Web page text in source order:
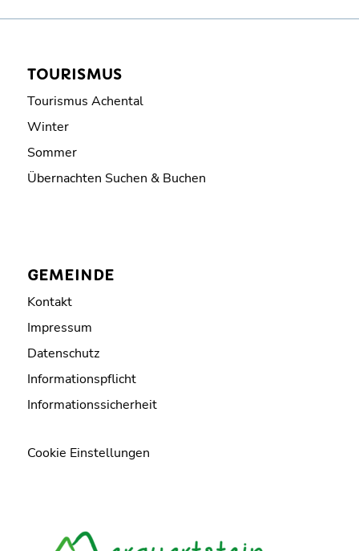
TOURISMUS
Tourismus Achental
Winter
Sommer
Übernachten Suchen & Buchen
GEMEINDE
Kontakt
Impressum
Datenschutz
Informationspflicht
Informationssicherheit
Cookie Einstellungen